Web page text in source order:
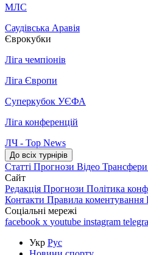
МЛС
Саудівська Аравія
Єврокубки
Ліга чемпіонів
Ліга Європи
Суперкубок УЄФА
Ліга конференцій
ЛЧ - Top News
До всіх турнірів
Статті Прогнози Відео Трансфери
Сайт
Редакція Прогнози Політика
Контакти Правила коментування
Соціальні мережі
facebook x youtube instagram
Укр Рус